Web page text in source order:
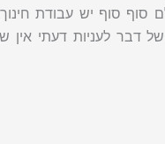
סוף סוף יש עבודת
דבר לעניות דעתי אין